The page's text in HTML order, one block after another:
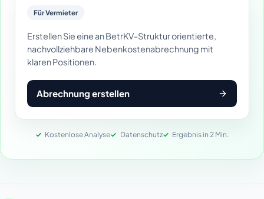
Für Vermieter
Erstellen Sie eine an BetrKV-Struktur orientierte,
nachvollziehbare Nebenkostenabrechnung mit
klaren Positionen.
Abrechnung erstellen
Kostenlose Analyse Datenschutz Ergebnis in 2 Min.